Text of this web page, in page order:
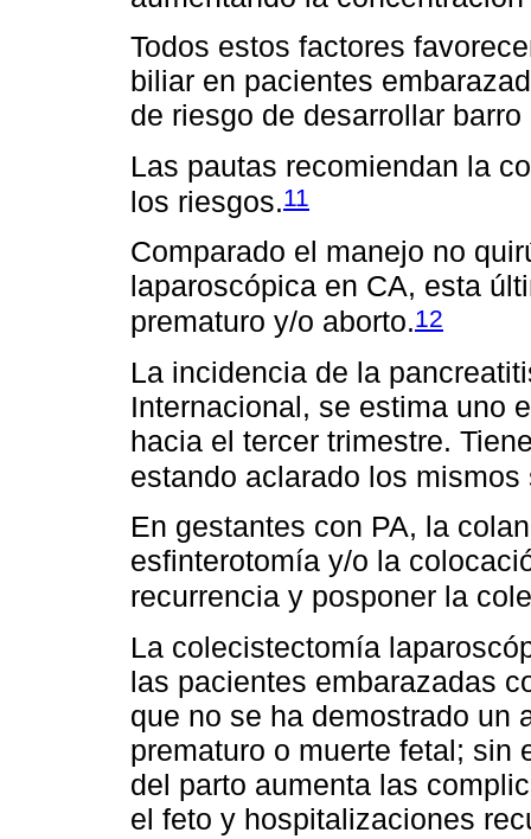
Todos estos factores
biliar en pacientes
de riesgo de desarrollar barro
Las pautas recomiendan la
los riesgos.11
Comparado el manejo no
laparoscópica en CA, esta
prematuro y/o aborto.12
La incidencia de la
Internacional, se estima uno
hacia el tercer trimestre.
estando aclarado los
En gestantes con PA, la
esfinterotomía y/o la
recurrencia y posponer la
La colecistectomía
las pacientes embarazadas
que no se ha demostrado un
prematuro o muerte fetal; sin
del parto aumenta las
el feto y hospitalizaciones